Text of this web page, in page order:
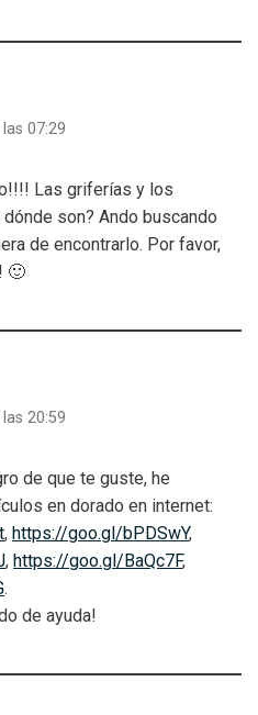
07:29
Las griferías y los
son? Ando buscando
de encontrarlo. Por favor,
🙂
20:59
de que te guste, he
en dorado en internet:
, https://goo.gl/bPDSwY,
, https://goo.gl/BaQc7F,
.
de ayuda!